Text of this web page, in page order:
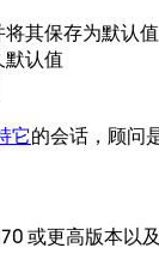
将其保存为默认值
默认值
它的会话，顾问
或更高版本以